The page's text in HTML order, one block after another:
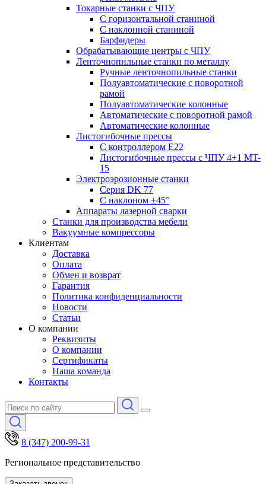
Токарные станки с ЧПУ
С горизонтальной станиной
С наклонной станиной
Барфидеры
Обрабатывающие центры с ЧПУ
Ленточнопильные станки по металлу
Ручные ленточнопильные станки
Полуавтоматические с поворотной
рамой
Полуавтоматические колонные
Автоматические с поворотной рамой
Автоматические колонные
Листогибочные прессы
С контроллером E22
Листогибочные прессы с ЧПУ 4+1 MT-
15
Электроэрозионные станки
Серия DK 77
С наклоном ±45°
Аппараты лазерной сварки
Станки для производства мебели
Вакуумные компрессоры
Клиентам
Доставка
Оплата
Обмен и возврат
Гарантия
Политика конфиденциальности
Новости
Статьи
О компании
Реквизиты
О компании
Сертификаты
Наша команда
Контакты
8 (347) 200-99-31
Региональное представительство